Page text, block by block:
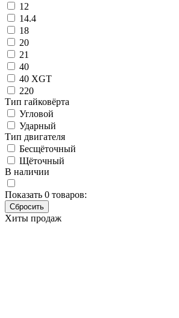
12
14.4
18
20
21
40
40 XGT
220
Тип гайковёрта
Угловой
Ударный
Тип двигателя
Бесщёточный
Щёточный
В наличии
Показать 0 товаров:
Хиты продаж